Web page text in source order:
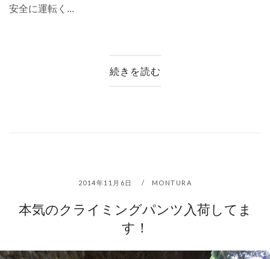
安全に運転く...
続きを読む
2014年11月6日 MONTURA
本気のクライミングパンツ入荷してま
す！